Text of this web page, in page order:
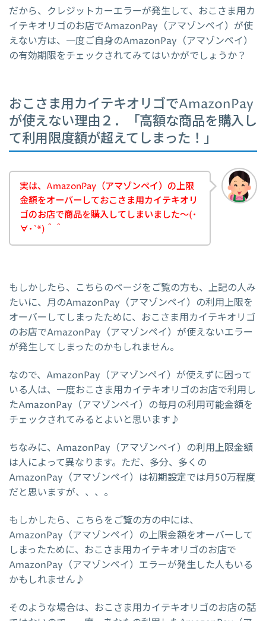
だから、クレジットカーエラーが発生して、おこさま用カ
イテキオリゴのお店でAmazonPay（アマゾンペイ）が使
えない方は、一度ご自身のAmazonPay（アマゾンペイ）
の有効期限をチェックされてみてはいかがでしょうか？
おこさま用カイテキオリゴでAmazonPay
が使えない理由２．「高額な商品を購入し
て利用限度額が超えてしまった！」
実は、AmazonPay（アマゾンペイ）の上限
金額をオーバーしておこさま用カイテキオリ
ゴのお店で商品を購入してしまいました～(･
∀･`*)＾＾
もしかしたら、こちらのページをご覧の方も、上記の人み
たいに、月のAmazonPay（アマゾンペイ）の利用上限を
オーバーしてしまったために、おこさま用カイテキオリゴ
のお店でAmazonPay（アマゾンペイ）が使えないエラー
が発生してしまったのかもしれません。
なので、AmazonPay（アマゾンペイ）が使えずに困って
いる人は、一度おこさま用カイテキオリゴのお店で利用し
たAmazonPay（アマゾンペイ）の毎月の利用可能金額を
チェックされてみるとよいと思います♪
ちなみに、AmazonPay（アマゾンペイ）の利用上限金額
は人によって異なります。ただ、多分、多くの
AmazonPay（アマゾンペイ）は初期設定では月50万程度
だと思いますが、、、。
もしかしたら、こちらをご覧の方の中には、
AmazonPay（アマゾンペイ）の上限金額をオーバーして
しまったために、おこさま用カイテキオリゴのお店で
AmazonPay（アマゾンペイ）エラーが発生した人もいる
かもしれません♪
そのような場合は、おこさま用カイテキオリゴのお店の話